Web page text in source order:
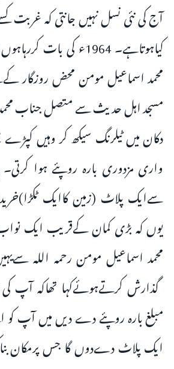
آج کی نئی نسل نہیں جانتی کہ غربت
کیاہوتاہے۔ 1964ء کی
محمد اسماعیل مومن محض روزگار
مسجد اہل حدیث سے متصل جناب محمد
دکان میں ٹیلرنگ سیکھ کر وہیں
واری مزدوری بارہ روپئے ہوا
سےایک پلاٹ (زمین کاایک
یوں کہ بڑی کمان کےقریب ایک
محمد اسماعیل مومن رحمہ اللہ
گذارش کرتےہوئےکہا تھاکہ آپ
مبلغ بارہ روپئے دے دیں میں آپ
ایک پلاٹ دےدوں گا جس پرمکان